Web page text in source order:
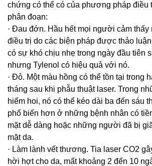
chứng có thể có của phương pháp điều
phân đoạn:
· Đau đớn. Hầu hết mọi người cảm thấy
điều trị do các biện pháp được thảo
có sự khó chịu nhẹ trong ngày đầu tiên
nhưng Tylenol có hiệu quả với nó.
· Đỏ. Một màu hồng có thể tồn tại trong
tháng sau khi phẫu thuật laser. Trong
hiếm hoi, nó có thể kéo dài ba đến sáu
phổ biến hơn ở những bệnh nhân có
mặt dễ dàng hoặc những người đã bị
mặt da.
· Làm lành vết thương. Tia laser CO2
hời hợt cho da, mất khoảng 2 đến 10